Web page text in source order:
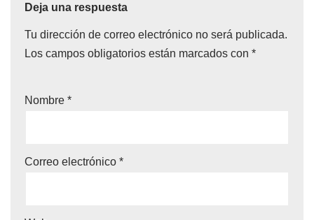
Deja una respuesta
Tu dirección de correo electrónico no será publicada.
Los campos obligatorios están marcados con *
Nombre *
Correo electrónico *